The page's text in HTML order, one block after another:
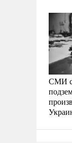
СМИ